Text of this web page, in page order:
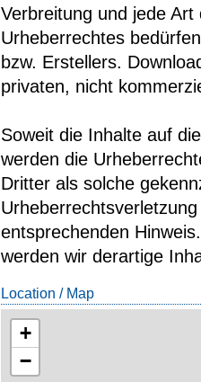
Verbreitung und jede
Urheberrechtes
bzw. Erstellers.
privaten, nicht
Soweit die Inhalte auf
werden die
Dritter als solche
entsprechenden
werden wir derartige
Location / Map
+
−